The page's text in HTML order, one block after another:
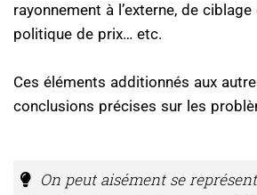
rayonnement à l’externe, de
politique de prix… etc.
Ces éléments additionnés aux
conclusions précises sur les
On peut aisément se